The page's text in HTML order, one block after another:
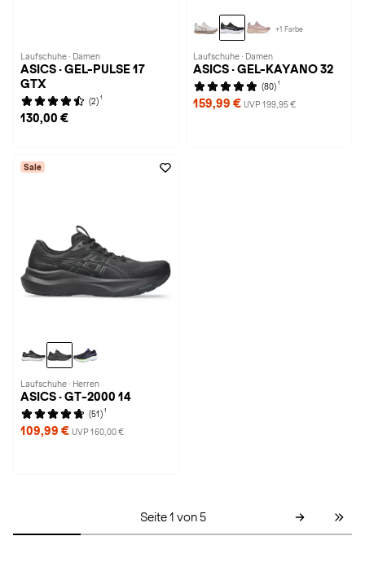
Laufschuhe · Damen
ASICS · GEL-PULSE 17
GTX
(2) 1
130,00 €
+1 Farbe
Laufschuhe · Damen
ASICS · GEL-KAYANO 32
(80) 1
159,99 € UVP 199,95 €
Sale
Laufschuhe · Herren
ASICS · GT-2000 14
(51) 1
109,99 € UVP 160,00 €
Seite 1 von 5